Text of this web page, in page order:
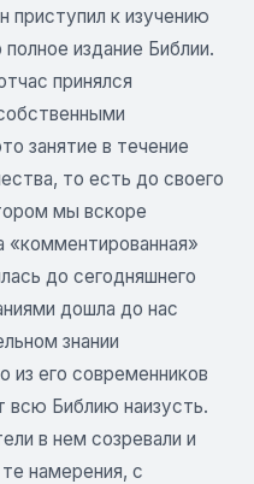
приступил к изучению
издание Библии.
принялся
занятие в течение
то есть до своего
мы вскоре
до сегодняшнего
дошла до нас
знании
из его современников
всю Библию наизусть.
в нем созревали и
намерения, с